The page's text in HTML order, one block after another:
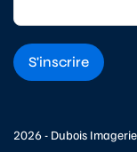
2026 - Dubois